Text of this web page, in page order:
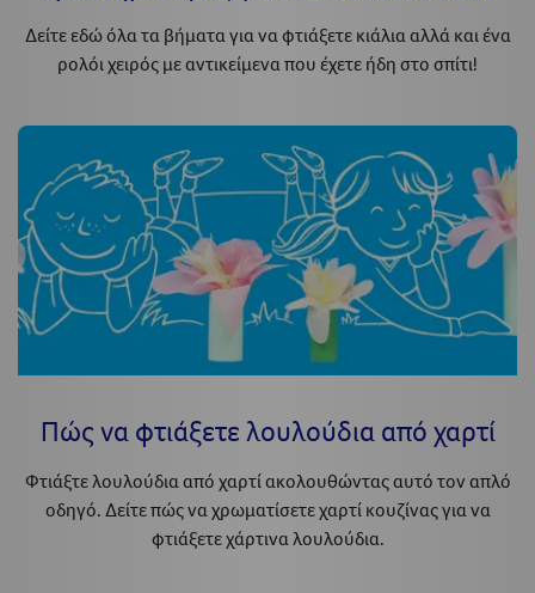
Δείτε εδώ όλα τα βήματα για να φτιάξετε κιάλια αλλά και ένα
ρολόι χειρός με αντικείμενα που έχετε ήδη στο σπίτι!
Πώς να φτιάξετε λουλούδια από χαρτί
Φτιάξτε λουλούδια από χαρτί ακολουθώντας αυτό τον απλό
οδηγό. Δείτε πώς να χρωματίσετε χαρτί κουζίνας για να
φτιάξετε χάρτινα λουλούδια.